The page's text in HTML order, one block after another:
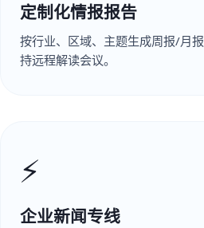
定制化情报报告
按行业、区域、主题生成周报/月
持远程解读会议。
⚡
企业新闻专线